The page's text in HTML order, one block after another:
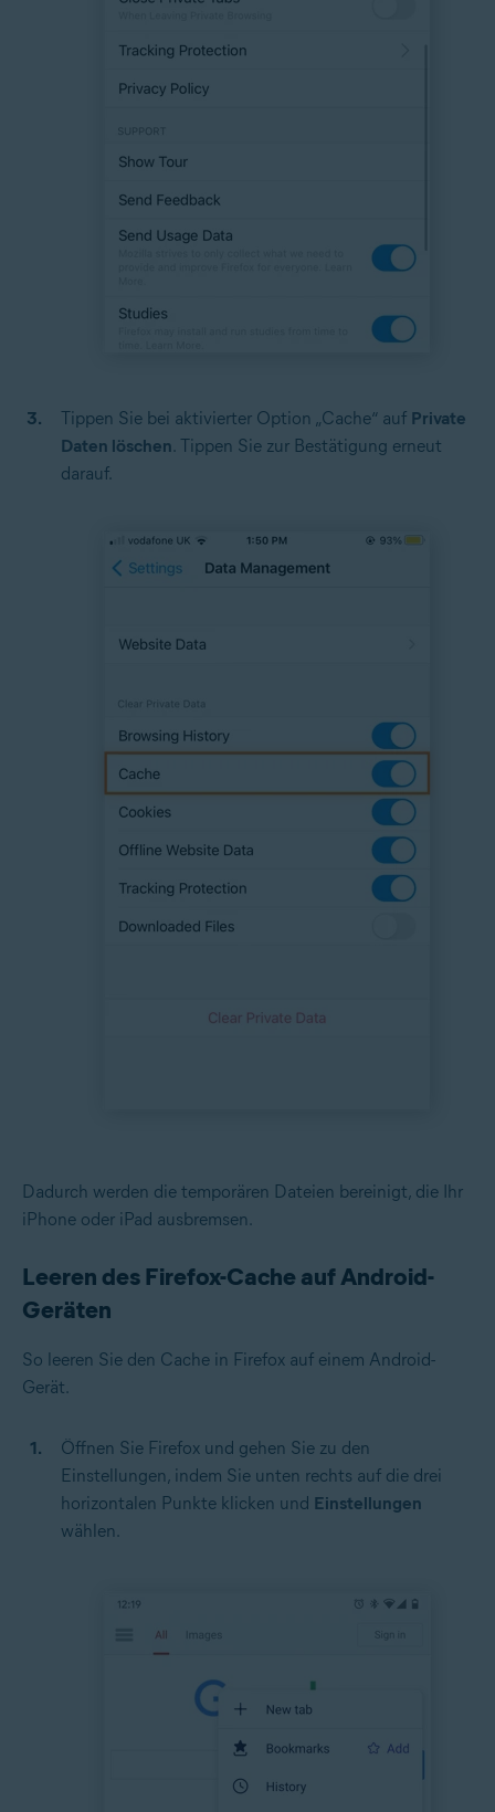
Tippen Sie bei aktivierter Option „Cache“ auf Private
Daten löschen. Tippen Sie zur Bestätigung erneut
darauf.
Dadurch werden die temporären Dateien bereinigt, die Ihr
iPhone oder iPad ausbremsen.
Leeren des Firefox-Cache auf Android-
Geräten
So leeren Sie den Cache in Firefox auf einem Android-
Gerät.
Öffnen Sie Firefox und gehen Sie zu den
Einstellungen, indem Sie unten rechts auf die drei
horizontalen Punkte klicken und Einstellungen
wählen.